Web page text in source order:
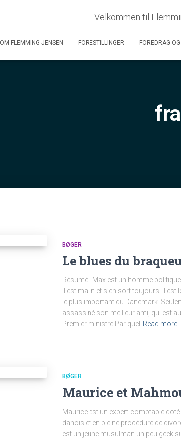
Velkommen til
OM FLEMMING JENSEN FORESTILLINGER FOREDRAG
BØGER
Le blues du
Résumé : Max est un homme
il est malin et s’en sort toujours. Il
le plus important du Danemark.
assassiné son meilleur ami, qui est
Premier ministre.Par quel Read more
BØGER
Maurice et
Maurice est un expert-comptable
danois et en pleine procédure de
est un jeune musulman un peu geek